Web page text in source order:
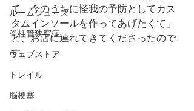
ルームシューズ
脊柱管狭窄症
ウェブストア
トレイル
脳梗塞
て、今のうちに怪我の予防としてカス
タムインソールを作ってあげたくて」
と、お店に連れてきてくださったので
す。